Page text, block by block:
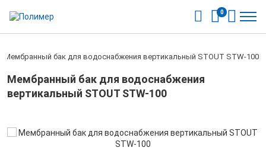
0
Мембранный бак для водоснабжения вертикальный STOUT STW-100
Мембранный бак для водоснабжения
вертикальный STOUT STW-100